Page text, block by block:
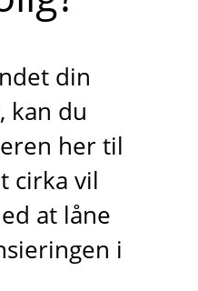
din
kan du
her til
cirka vil
at låne
i